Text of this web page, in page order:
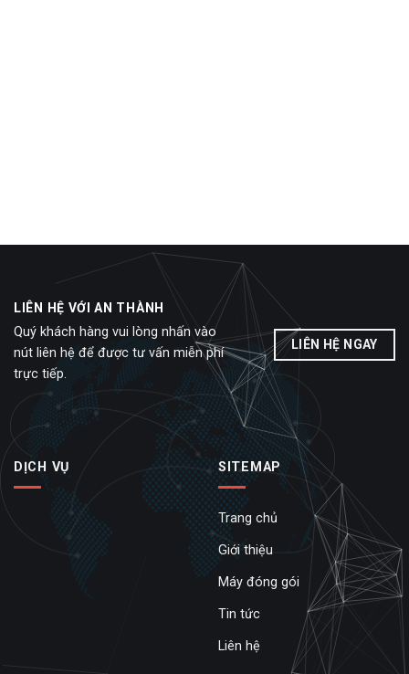
LIÊN HỆ VỚI AN THÀNH
Quý khách hàng vui lòng nhấn vào
nút liên hệ để được tư vấn miễn phí
trực tiếp.
LIÊN HỆ NGAY
DỊCH VỤ SITEMAP
Trang chủ
Giới thiệu
Máy đóng gói
Tin tức
Liên hệ